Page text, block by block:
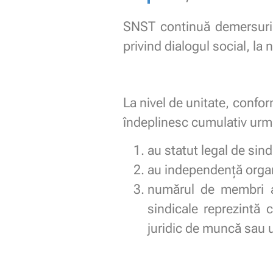
SNST continuă
privind dialogul social, la
La nivel de unitate,
îndeplinesc cumulativ
au statut legal de
au independenţă
numărul de membri
sindicale reprezintă
juridic de muncă sau